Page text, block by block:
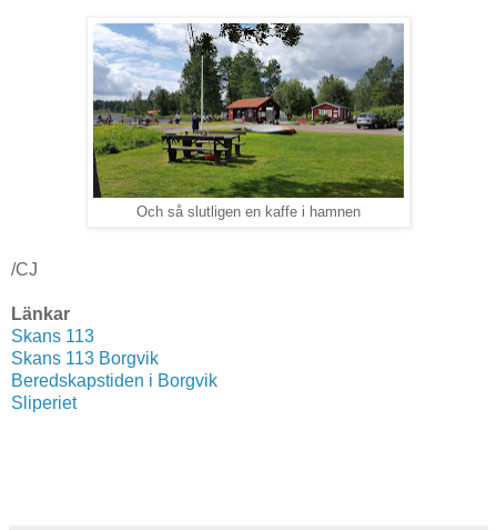
Och så slutligen en kaffe i hamnen
/CJ
Länkar
Skans 113
Skans 113 Borgvik
Beredskapstiden i Borgvik
Sliperiet